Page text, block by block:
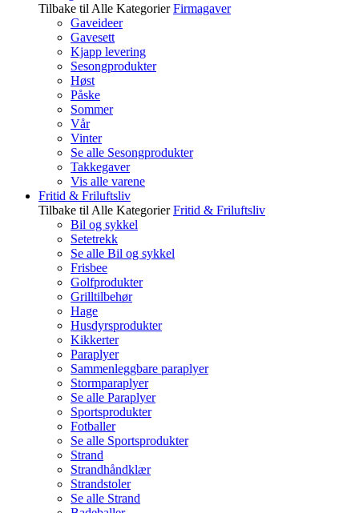
Tilbake til Alle Kategorier Firmagaver
Gaveideer
Gavesett
Kjapp levering
Sesongprodukter
Høst
Påske
Sommer
Vår
Vinter
Se alle Sesongprodukter
Takkegaver
Vis alle varene
Fritid & Friluftsliv
Tilbake til Alle Kategorier Fritid & Friluftsliv
Bil og sykkel
Setetrekk
Se alle Bil og sykkel
Frisbee
Golfprodukter
Grilltilbehør
Hage
Husdyrsprodukter
Kikkerter
Paraplyer
Sammenleggbare paraplyer
Stormparaplyer
Se alle Paraplyer
Sportsprodukter
Fotballer
Se alle Sportsprodukter
Strand
Strandhåndklær
Strandstoler
Se alle Strand